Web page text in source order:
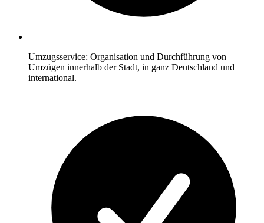
Umzugsservice: Organisation und Durchführung von
Umzügen innerhalb der Stadt, in ganz Deutschland und
international.